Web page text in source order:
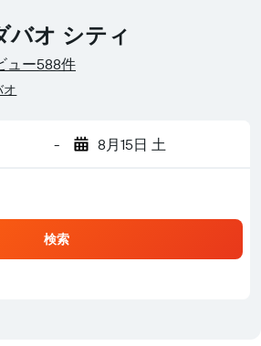
バオ シティ
ュー588件
- 8月15日 土
検索